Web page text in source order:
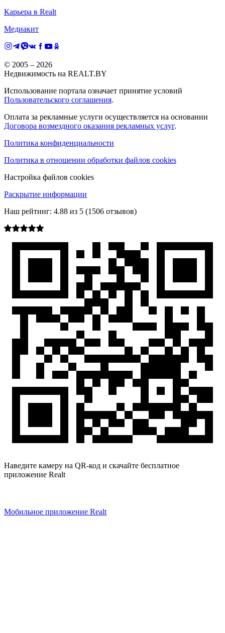
Карьера в Realt
Медиакит
© 2005 – 2026
Недвижимость на REALT.BY
Использование портала означает принятие условий
Пользовательского соглашения.
Оплата за рекламные услуги осуществляется на основании
Договора возмездного оказания рекламных услуг.
Политика конфиденциальности
Политика в отношении обработки файлов cookies
Настройка файлов cookies
Раскрытие информации
Наш рейтинг: 4.88 из 5 (1506 отзывов)
Наведите камеру на QR-код и скачайте бесплатное
приложение Realt
Мобильное приложение Realt